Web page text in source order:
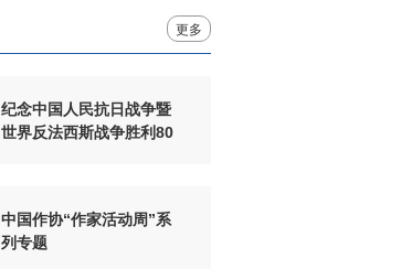
更多
纪念中国人民抗日战争暨
世界反法西斯战争胜利80
中国作协“作家活动周”系
列专题